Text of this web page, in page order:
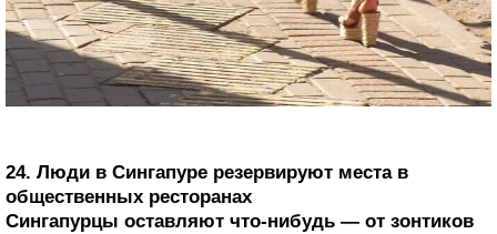
24. Люди в Сингапуре резервируют места в
общественных ресторанах
Сингапурцы оставляют что-нибудь — от зонтиков